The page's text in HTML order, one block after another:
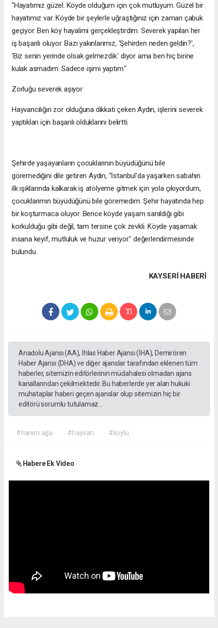
"Hayatımız güzel. Köyde olduğum için çok mutluyum. Güzel bir
hayatımız var. Köyde bir şeylerle uğraştığınız için zaman çabuk
geçiyor. Ben köy hayalimi gerçekleştirdim. Severek yapılan her
iş başarılı oluyor. Bazı yakınlarımız, 'Şehirden neden geldin?',
'Biz senin yerinde olsak gelmezdik.' diyor ama ben hiç birine
kulak asmadım. Sadece işimi yaptım."
Zorluğu severek aşıyor
Hayvancılığın zor olduğuna dikkati çeken Aydın, işlerini severek
yaptıkları için başarılı olduklarını belirtti.
Şehirde yaşayanların çocuklarının büyüdüğünü bile
göremediğini dile getiren Aydın, "İstanbul'da yaşarken sabahın
ilk ışıklarında kalkarak iş atölyeme gitmek için yola çıkıyordum,
çocuklarımın büyüdüğünü bile göremedim. Şehir hayatında hep
bir koşturmaca oluyor. Bence köyde yaşam sanıldığı gibi
korkulduğu gibi değil, tam tersine çok zevkli. Köyde yaşamak
insana keyif, mutluluk ve huzur veriyor." değerlendirmesinde
bulundu.
KAYSERI HABERİ
Anadolu Ajansı (AA), İhlas Haber Ajansı (İHA), Demirören
Haber Ajansı (DHA) ve diğer ajanslar tarafından eklenen tüm
haberler, sitemizin editörlerinin müdahalesi olmadan ajans
kanallarından çekilmektedir. Bu haberlerde yer alan hukuki
muhataplar haberi geçen ajanslar olup sitemizin hiç bir
editörü sorumlu tutulamaz...
#hanım ağa #hayvan #köylü
Habere Ek Video